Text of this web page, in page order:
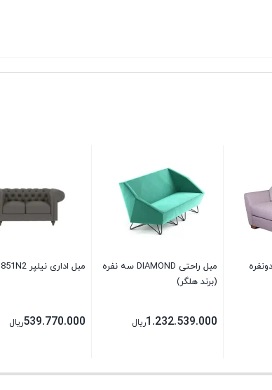
مبل راحتی DIAMOND سه نفره
(برند هلگر)
1.232.539.000ریال
مبل اداری نیلپر OSS851N2
539.770.000ریال